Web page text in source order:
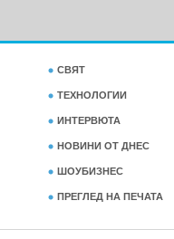
СВЯТ
ТЕХНОЛОГИИ
ИНТЕРВЮТА
НОВИНИ ОТ ДНЕС
ШОУБИЗНЕС
ПРЕГЛЕД НА ПЕЧАТА